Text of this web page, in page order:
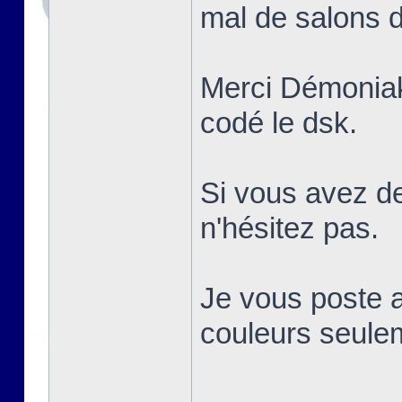
mal de salons
Merci
codé le dsk.
Si vous avez
n'hésitez pas.
Je vous poste
couleurs